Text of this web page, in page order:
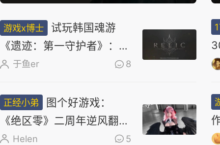
游戏x博士
试玩韩国魂游
《遗迹：第一守护者》：求
求了，别再做类魂了
于鱼er 8
正经小弟
图个好游戏：
《绝区零》二周年逆风翻
盘，新角色太顶了
Helen 5